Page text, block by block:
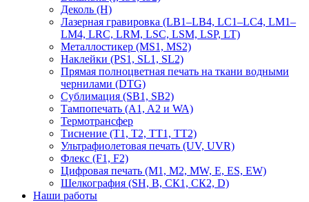
Деколь (H)
Лазерная гравировка (LB1–LB4, LC1–LC4, LM1–
LM4, LRC, LRM, LSC, LSM, LSP, LT)
Металлостикер (MS1, MS2)
Наклейки (PS1, SL1, SL2)
Прямая полноцветная печать на ткани водными
чернилами (DTG)
Сублимация (SB1, SB2)
Тампопечать (A1, A2 и WA)
Термотрансфер
Тиснение (Т1, Т2, ТT1, ТT2)
Ультрафиолетовая печать (UV, UVR)
Флекс (F1, F2)
Цифровая печать (M1, M2, MW, E, ES, EW)
Шелкография (SH, В, СК1, СК2, D)
Наши работы